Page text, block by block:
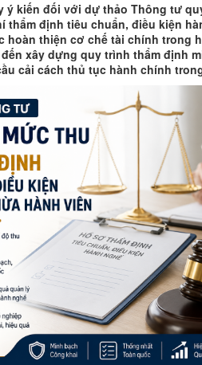
ý kiến đối với dự thảo Thông tư
thẩm định tiêu chuẩn, điều kiện
hoàn thiện cơ chế tài chính trong
xây dựng quy trình thẩm định
cải cách thủ tục hành chính